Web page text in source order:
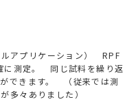
アプリケーション） RPF
に測定。 同じ試料を繰り返
できます。 （従来では測
多々ありました）